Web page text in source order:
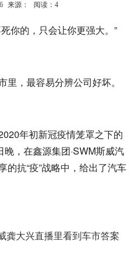
来源： 阅读：4
你的，只会让你更强大。”
，最容易分辨公司好坏。
年初新冠疫情笼罩之下的
，在鑫源集团·SWM斯威汽
的抗“疫”战略中，给出了汽车